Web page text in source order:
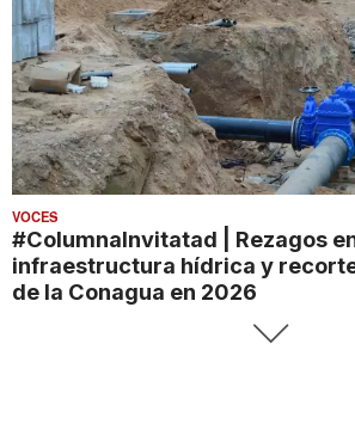
VOCES
#ColumnaInvitatad | Rezagos
infraestructura hídrica y
de la Conagua en 2026